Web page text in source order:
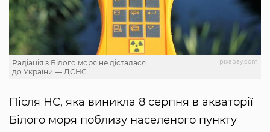
pixabay.com
Радіація з Білого моря не дісталася
до України — ДСНС
Після НС, яка виникла 8 серпня в акваторії
Білого моря поблизу населеного пункту